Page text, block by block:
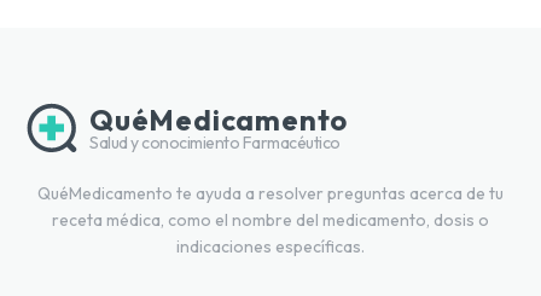
QuéMedicamento
Salud y conocimiento Farmacéutico
QuéMedicamento te ayuda a resolver preguntas acerca de tu
receta médica, como el nombre del medicamento, dosis o
indicaciones específicas.